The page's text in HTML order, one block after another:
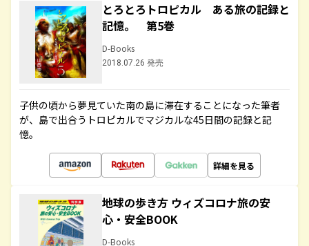
とろとろトロピカル ある旅の記録と
記憶。 第5巻
D-Books
2018.07.26 発売
子供の頃から夢見ていた南の島に滞在することになった筆者
が、島で出合うトロピカルでマジカルな45日間の記録と記
憶。
詳細を見る
地球の歩き方 ウィズコロナ旅の安
心・安全BOOK
D-Books